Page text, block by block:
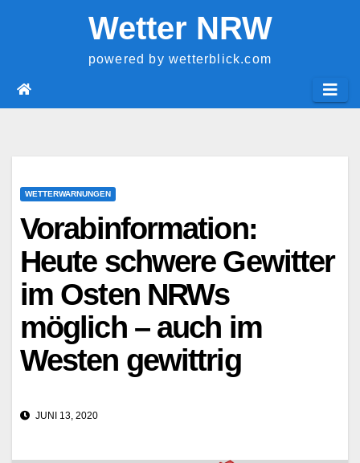
Wetter NRW
powered by wetterblick.com
WETTERWARNUNGEN
Vorabinformation:
Heute schwere Gewitter
im Osten NRWs
möglich – auch im
Westen gewittrig
JUNI 13, 2020